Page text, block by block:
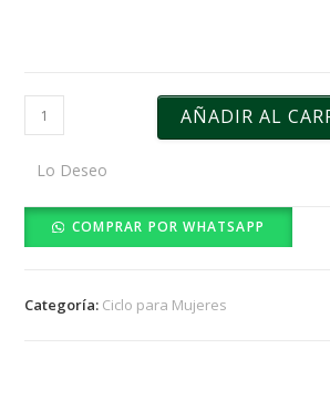
AÑADIR AL
Lo Deseo
COMPRAR POR WHATSAPP
Categoría: Ciclo para Mujeres